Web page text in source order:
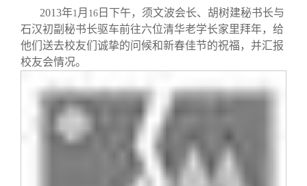
年级联络
专业委员会
西南联大校友会
捐赠项目
捐赠纪事
义工计划
媒体平台
《水木清华》
新媒体平台
清华人物
青春风采
校友服务
信息化服务
总会简介
2013年1 月 16 日 下午，须文波会长、胡树建秘书长与
石汉初副秘书长驱车前往六位清华老学长家里拜年，给
他们送去校友们诚挚的问候和新春佳节的祝福，并汇报
校友会情况。